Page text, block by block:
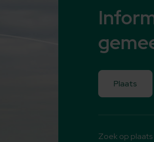
Plaats
Zoek op plaats